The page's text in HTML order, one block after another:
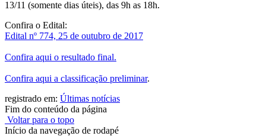
13/11 (somente dias úteis), das 9h as 18h.
Confira o Edital:
Edital nº 774, 25 de outubro de 2017
Confira aqui o resultado final.
Confira aqui a classificação preliminar.
registrado em: Últimas notícias
Fim do conteúdo da página
Voltar para o topo
Início da navegação de rodapé